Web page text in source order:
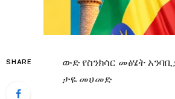
SHARE
ውድ የስንክሳር መፅሄት
ታዬ መሀመድ